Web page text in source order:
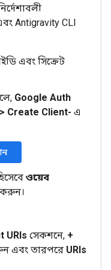
Antigravity CLI
এবং সিক্রেট
Google Auth
> Create Client- এ
ওয়েব
করুন।
URIs সেকশনে, +
এবং তারপরে URIs